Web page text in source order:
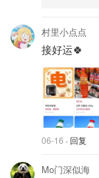
村里小点点
接好运🍀
06-16 · 回复
Mo门深似海